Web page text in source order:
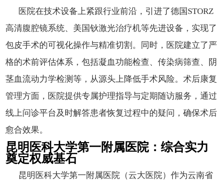
医院在技术设备上紧跟行业前沿，引进了德国STORZ
高清腹腔镜系统、美国钬激光治疗机等先进设备，实现了
包皮手术的可视化操作与精准切割。同时，医院建立了严
格的术前评估体系，包括凝血功能检查、传染病筛查、阴
茎血流动力学检测等，从源头上降低手术风险。术后康复
管理方面，医院提供专属护理指导与定期随访服务，通过
线上问诊平台及时解答患者恢复过程中的疑问，确保术后
愈合效果。
昆明医科大学第一附属医院：综合实力
奠定权威基石
昆明医科大学第一附属医院（云大医院）作为云南省